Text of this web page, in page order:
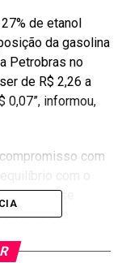
de etanol
da gasolina
Petrobras no
de R$ 2,26 a
0,07”, informou,
com
o repasse